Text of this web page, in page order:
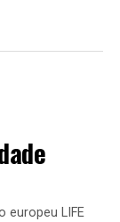
europeu LIFE